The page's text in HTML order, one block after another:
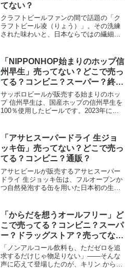
てない？
クラフトビールファンの間で話題の「ク
ラフトビール凌（りょう）」。その洗練
された味わいと、日本ならではの繊細な
るの？」と悩んでしまう方も多いのでは
ないでしょうか。ビールま...
「NIPPONHOP始まりのホップ信
州早生」売ってない？どこで売っ
てる？コンビニ？スーパー？終
売？
サッポロビールが販売する始まりのホッ
プ 信州早生は、国産ホップの信州早生を
100％使用したビールです。2023年に限
飾る商品です。信州早生は1910年（明治
43...
「アサヒスーパードライ 生ジョ
ッキ缶」売ってない？どこで売っ
てる？コンビニ？通販？
アサヒビールが販売するアサヒスーパー
ドライ 生ジョッキ缶は、フルオープンか
つ自然発泡する缶を用いた日本初の生ビ
売となりました。ビールまにああまり売
ってない！って...
「からだを想うオールフリー」ど
こで売ってる？コンビニ？スーパ
ー？ドラッグストア？売ってな
い？
「ノンアルコール飲料も、ただゼロを追
求するだけじゃ物足りない」――そんな
声に応えて登場したのが、キリン からだ